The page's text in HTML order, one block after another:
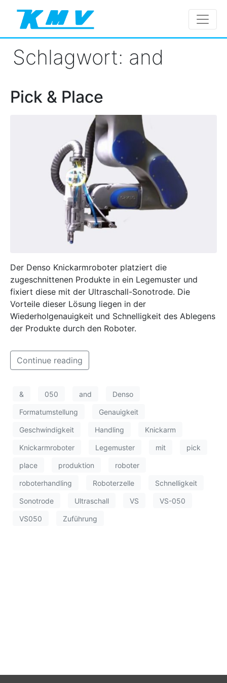
Schlagwort: and
Pick & Place
Der Denso Knickarmroboter platziert die
zugeschnittenen Produkte in ein Legemuster und
fixiert diese mit der Ultraschall-Sonotrode. Die
Vorteile dieser Lösung liegen in der
Wiederholgenauigkeit und Schnelligkeit des Ablegens
der Produkte durch den Roboter.
Continue reading
& 050 and Denso
Formatumstellung Genauigkeit
Geschwindigkeit Handling Knickarm
Knickarmroboter Legemuster mit pick
place produktion roboter
roboterhandling Roboterzelle Schnelligkeit
Sonotrode Ultraschall VS VS-050
VS050 Zuführung